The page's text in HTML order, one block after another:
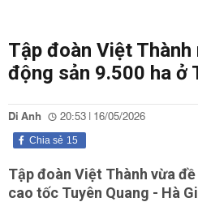
Tập đoàn Việt
động sản 9.500 ha ở
Di Anh 20:53 | 16/05/2026
15
Chia sẻ
Tập đoàn Việt Thành vừa
cao tốc Tuyên Quang - Hà